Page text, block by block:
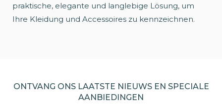
praktische, elegante und langlebige Lösung, um
Ihre Kleidung und Accessoires zu kennzeichnen.
ONTVANG ONS LAATSTE NIEUWS EN SPECIALE
AANBIEDINGEN